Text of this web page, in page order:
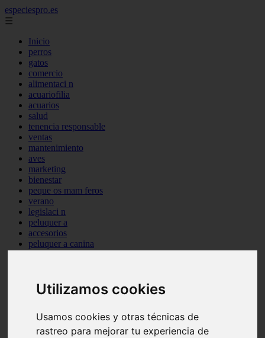
Utilizamos cookies
Usamos cookies y otras técnicas de
rastreo para mejorar tu experiencia de
especiespro.es
☰
Inicio
perros
gatos
comercio
alimentaci n
acuariofilia
acuarios
salud
tenencia responsable
ventas
mantenimiento
aves
marketing
bienestar
peque os mam feros
verano
legislaci n
peluquer a
accesorios
peluquer a canina
protagonistas
reptiles
adopci n
ferias